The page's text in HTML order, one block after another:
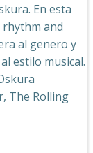
En esta
and
al genero y
estilo musical.
The Rolling